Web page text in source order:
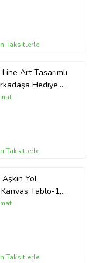
tablosu, kişiye özel
yıl dönümü
Taksitlerle
Art Tasarımlı
Hediye,
Hediye
Taksitlerle
Yol
Kanvas Tablo-1,
Hediye,
Taksitlerle